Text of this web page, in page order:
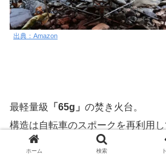
出典：Amazon
最軽量級 「65g」 の焚き火台。
構造は自転車のスポークを再利用
と、ステンレスメッシュの火床の
ホーム 検索